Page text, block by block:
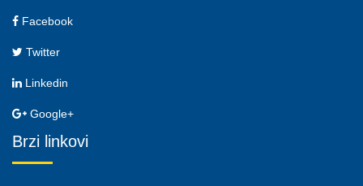
Facebook
Twitter
Linkedin
Google+
Brzi linkovi